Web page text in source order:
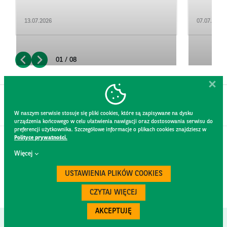
13.07.2026 07.07.2026
01 / 08
W naszym serwisie stosuje się pliki cookies, które są zapisywane na dysku
urządzenia końcowego w celu ułatwienia nawigacji oraz dostosowania serwisu do
preferencji użytkownika. Szczegółowe informacje o plikach cookies znajdziesz w
Polityce prywatności.
Więcej
USTAWIENIA PLIKÓW COOKIES
CZYTAJ WIĘCEJ
AKCEPTUJĘ
KONTAKT
REGULAMIN STRONY
POLITYKA PRYWATNOŚCI